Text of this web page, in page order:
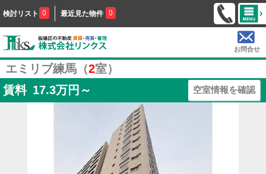
検討リスト 0 最近見た物件 0
お問合せ
エミリブ練馬（2室）
賃料 17.3万円～ 空室情報を確認